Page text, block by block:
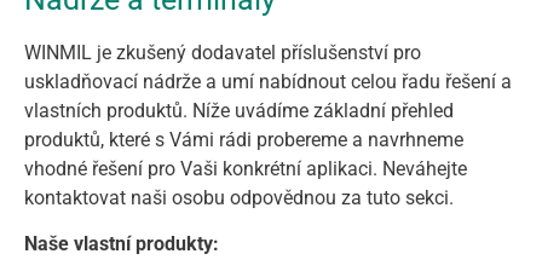
WINMIL je zkušený dodavatel příslušenství pro
uskladňovací nádrže a umí nabídnout celou řadu řešení a
vlastních produktů. Níže uvádíme základní přehled
produktů, které s Vámi rádi probereme a navrhneme
vhodné řešení pro Vaši konkrétní aplikaci. Neváhejte
kontaktovat naši osobu odpovědnou za tuto sekci.
Naše vlastní produkty: